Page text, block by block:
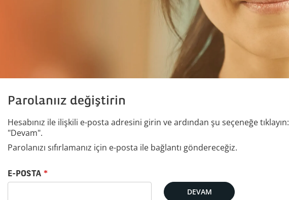
Parolanıız değiştirin
Hesabınız ile ilişkili e-posta adresini girin ve ardından şu seçeneğe tıklayın:
"Devam".
Parolanızı sıfırlamanız için e-posta ile bağlantı göndereceğiz.
Parolanızı e-postanız ile sıfırlayın
E-POSTA *
DEVAM